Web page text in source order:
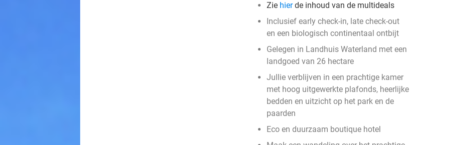
Zie hierde inhoud van de multideals
Inclusief early check-in, late check-out
en een biologisch continentaal ontbijt
Gelegen in Landhuis Waterland met een
landgoed van 26 hectare
Jullie verblijven in een prachtige kamer
met hoog uitgewerkte plafonds, heerlijke
bedden en uitzicht op het park en de
paarden
Eco en duurzaam boutique hotel